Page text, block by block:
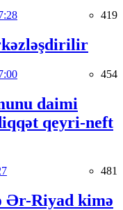
419
454
daimi
qeyri-neft
481
Ər-Riyad kimə